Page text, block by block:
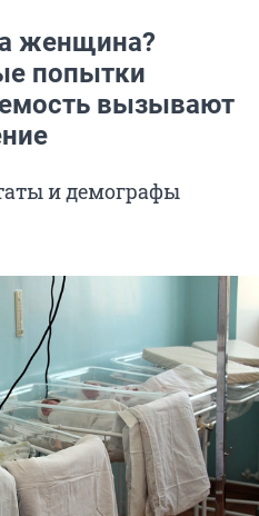
женщина?
попытки
вызывают
и демографы